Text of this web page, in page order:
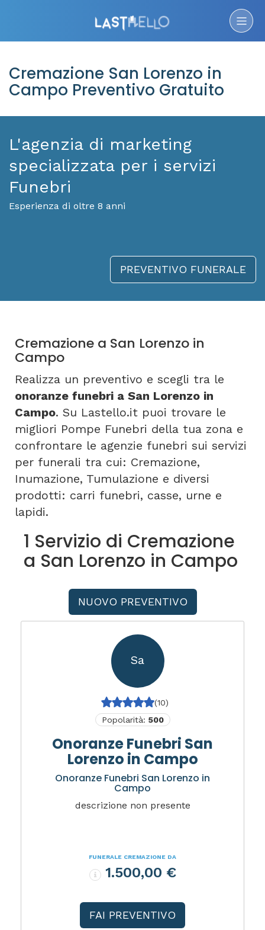
Cremazione San Lorenzo in
Campo Preventivo Gratuito
L'agenzia di marketing
specializzata per i servizi
Funebri
Esperienza di oltre 8 anni
PREVENTIVO FUNERALE
Cremazione a San Lorenzo in
Campo
Realizza un preventivo e scegli tra le
onoranze funebri a San Lorenzo in
Campo. Su Lastello.it puoi trovare le
migliori Pompe Funebri della tua zona e
confrontare le agenzie funebri sui servizi
per funerali tra cui: Cremazione,
Inumazione, Tumulazione e diversi
prodotti: carri funebri, casse, urne e
lapidi.
1 Servizio di Cremazione
a San Lorenzo in Campo
NUOVO PREVENTIVO
Sa
(10)
Popolarità: 500
Onoranze Funebri San
Lorenzo in Campo
Onoranze Funebri San Lorenzo in
Campo
descrizione non presente
FUNERALE CREMAZIONE DA
1.500,00 €
FAI PREVENTIVO